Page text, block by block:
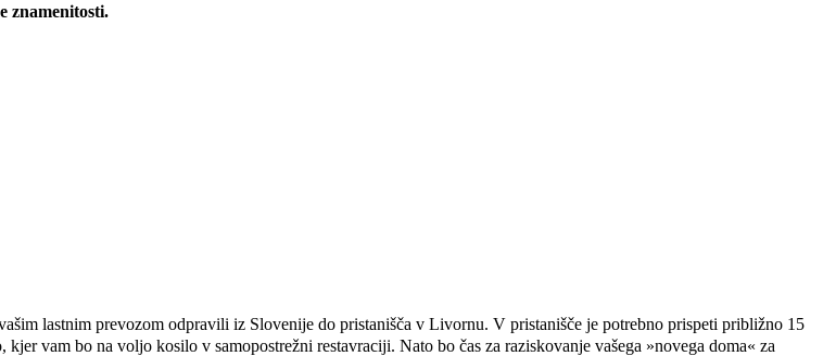
znamenitosti.
lastnim prevozom odpravili iz Slovenije do pristanišča v Livornu. V pristanišče je potrebno prispeti približno 15
vam bo na voljo kosilo v samopostrežni restavraciji. Nato bo čas za raziskovanje vašega »novega doma« za